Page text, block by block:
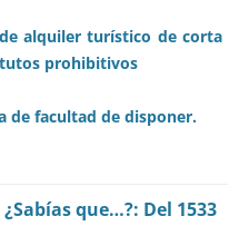
alquiler turístico de corta
prohibitivos
de facultad de disponer.
¿Sabías que…?: Del 1533